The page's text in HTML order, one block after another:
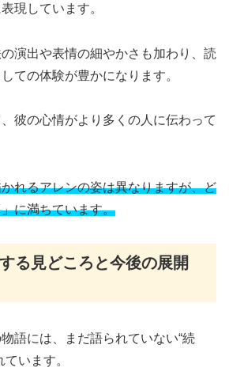
現しています。
演出や表情の細やかさも加わり、読
ての体験が豊かになります。
彼の心情がより多くの人に伝わって
れるアレンの姿は異なりますが、ど
に満ちています。
る見どころと今後の展開
語には、まだ語られていない“続
います。